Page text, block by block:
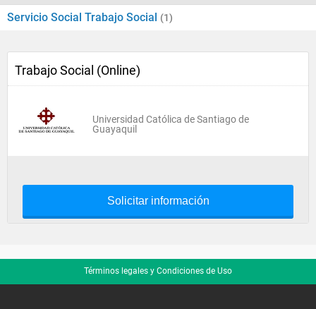
Servicio Social Trabajo Social (1)
Trabajo Social (Online)
Universidad Católica de Santiago de
Guayaquil
Solicitar información
Términos legales y Condiciones de Uso